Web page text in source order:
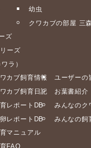
ズ
ーズ
ラ）
幼虫
クワカブの部屋 三
カブ飼育情報
カブ飼育日記
レポートDB
レポートDB
マニュアル
FAQ
ユーザーの
お葉書紹介
みんなのク
みんなの飼